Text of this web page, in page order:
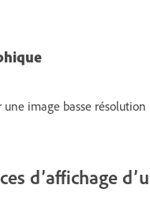
image basse
d’affichage